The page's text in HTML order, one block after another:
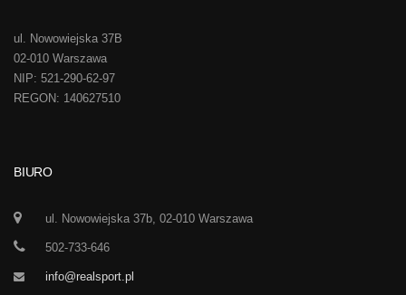
ul. Nowowiejska 37B
02-010 Warszawa
NIP: 521-290-62-97
REGON: 140627510
BIURO
ul. Nowowiejska 37b, 02-010 Warszawa
502-733-646
info@realsport.pl